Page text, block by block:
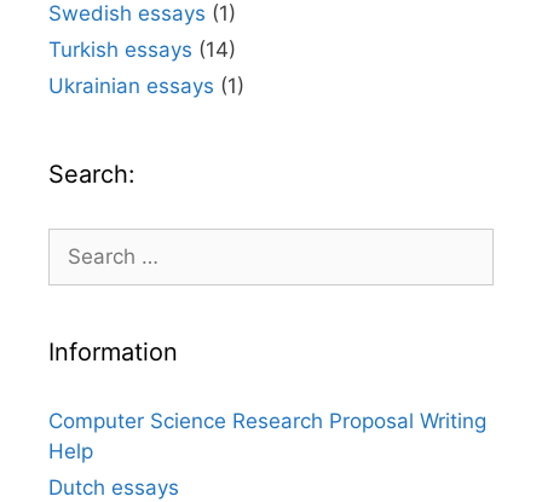
Swedish essays (1)
Turkish essays (14)
Ukrainian essays (1)
Search:
Search
for:
Information
Computer Science Research Proposal Writing
Help
Dutch essays